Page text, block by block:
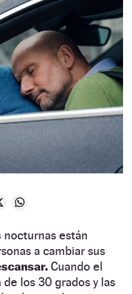
nocturnas están
a cambiar sus
Cuando el
los 30 grados y las